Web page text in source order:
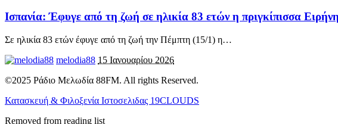
Ισπανία: Έφυγε από τη ζωή σε ηλικία 83 ετών η πριγκίπισσα
Σε ηλικία 83 ετών έφυγε από τη ζωή την Πέμπτη (15/1) η…
melodia88 15 Ιανουαρίου 2026
©2025 Ράδιο Μελωδία 88FM. All rights Reserved.
Κατασκευή & Φιλοξενία Ιστοσελιδας 19CLOUDS
Removed from reading list